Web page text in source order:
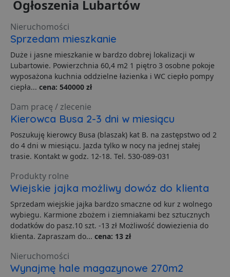
Ogłoszenia Lubartów
Nieruchomości
Sprzedam mieszkanie
Duże i jasne mieszkanie w bardzo dobrej lokalizacji w
Lubartowie. Powierzchnia 60,4 m2 1 piętro 3 osobne pokoje
wyposażona kuchnia oddzielne łazienka i WC ciepło pompy
ciepła... cena: 540000 zł
Dam pracę / zlecenie
Kierowca Busa 2-3 dni w miesiącu
Poszukuję kierowcy Busa (blaszak) kat B. na zastępstwo od 2
do 4 dni w miesiącu. Jazda tylko w nocy na jednej stałej
trasie. Kontakt w godz. 12-18. Tel. 530-089-031
Produkty rolne
Wiejskie jajka możliwy dowóz do klienta
Sprzedam wiejskie jajka bardzo smaczne od kur z wolnego
wybiegu. Karmione zbożem i ziemniakami bez sztucznych
dodatków do pasz.10 szt. -13 zł Możliwość dowiezienia do
klienta. Zapraszam do... cena: 13 zł
Nieruchomości
Wynajmę hale magazynowe 270m2
Funkcjonalność Niesklasyfikowane
Niezbędne Wydajność
Targetowanie
Funkcjonalność
Niezbędne pliki cookie umożliwiają korzystanie z
podstawowych funkcji strony internetowej, takich jak
logowanie użytkownika i zarządzanie kontem. Bez
niezbędnych plików cookie nie można prawidłowo
korzystać ze strony internetowej.
Dostawca/
ban0
sekund
CookieScriptConsent
CookieScript
lubartow24.pl
1 miesiąc